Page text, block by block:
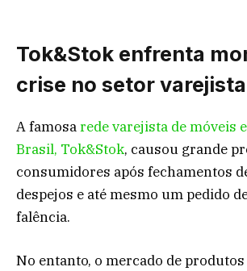
Tok&Stok enfrenta
crise no setor varejista
A famosarede varejista de móveis
Brasil, Tok&Stok, causou grande
consumidores após fechamentos
despejos e até mesmo um pedido
falência.
No entanto, o mercado de produtos